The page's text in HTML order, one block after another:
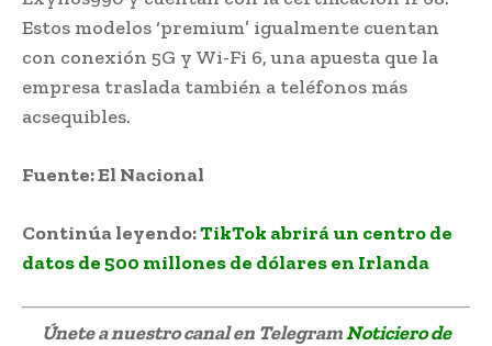
Estos modelos ‘premium’ igualmente cuentan
con conexión 5G y Wi-Fi 6, una apuesta que la
empresa traslada también a teléfonos más
acsequibles.
Fuente: El Nacional
Continúa leyendo:TikTok abrirá un centro de
datos de 500 millones de dólares en Irlanda
Únete a nuestro canal en TelegramNoticiero de